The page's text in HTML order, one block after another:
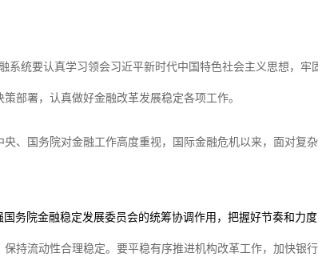
系统要认真学习领会习近平新时代中国特色社会主义思想，牢
部署，认真做好金融改革发展稳定各项工作。
、国务院对金融工作高度重视，国际金融危机以来，面对复
务院金融稳定发展委员会的统筹协调作用，把握好节奏和力度
持流动性合理稳定。要平稳有序推进机构改革工作，加快银